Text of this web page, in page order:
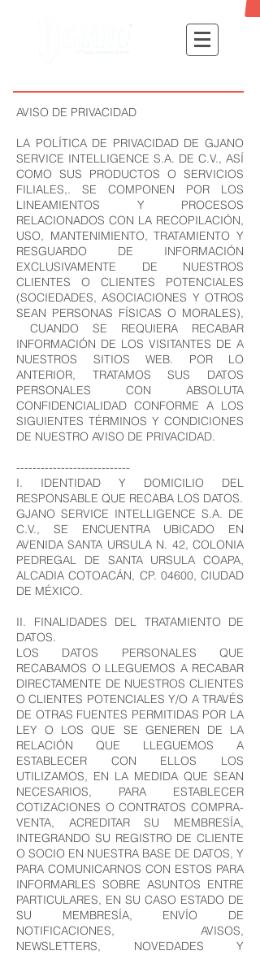
AVISO DE PRIVACIDAD
LA POLÍTICA DE PRIVACIDAD DE GJANO
SERVICE INTELLIGENCE S.A. DE C.V., ASÍ
COMO SUS PRODUCTOS O SERVICIOS
FILIALES,. SE COMPONEN POR LOS
LINEAMIENTOS Y PROCESOS
RELACIONADOS CON LA RECOPILACIÓN,
USO, MANTENIMIENTO, TRATAMIENTO Y
RESGUARDO DE INFORMACIÓN
EXCLUSIVAMENTE DE NUESTROS
CLIENTES O CLIENTES POTENCIALES
(SOCIEDADES, ASOCIACIONES Y OTROS
SEAN PERSONAS FÍSICAS O MORALES),
CUANDO SE REQUIERA RECABAR
INFORMACIÓN DE LOS VISITANTES DE A
NUESTROS SITIOS WEB. POR LO
ANTERIOR, TRATAMOS SUS DATOS
PERSONALES CON ABSOLUTA
CONFIDENCIALIDAD CONFORME A LOS
SIGUIENTES TÉRMINOS Y CONDICIONES
DE NUESTRO AVISO DE PRIVACIDAD.
----------------------------
I. IDENTIDAD Y DOMICILIO DEL
RESPONSABLE QUE RECABA LOS DATOS.
GJANO SERVICE INTELLIGENCE S.A. DE
C.V., SE ENCUENTRA UBICADO EN
AVENIDA SANTA URSULA N. 42, COLONIA
PEDREGAL DE SANTA URSULA COAPA,
ALCADIA COTOACÁN, CP. 04600, CIUDAD
DE MÉXICO.
II. FINALIDADES DEL TRATAMIENTO DE
DATOS.
LOS DATOS PERSONALES QUE
RECABAMOS O LLEGUEMOS A RECABAR
DIRECTAMENTE DE NUESTROS CLIENTES
O CLIENTES POTENCIALES Y/O A TRAVÉS
DE OTRAS FUENTES PERMITIDAS POR LA
LEY O LOS QUE SE GENEREN DE LA
RELACIÓN QUE LLEGUEMOS A
ESTABLECER CON ELLOS LOS
UTILIZAMOS, EN LA MEDIDA QUE SEAN
NECESARIOS, PARA ESTABLECER
COTIZACIONES O CONTRATOS COMPRA-
VENTA, ACREDITAR SU MEMBRESÍA,
INTEGRANDO SU REGISTRO DE CLIENTE
O SOCIO EN NUESTRA BASE DE DATOS, Y
PARA COMUNICARNOS CON ESTOS PARA
INFORMARLES SOBRE ASUNTOS ENTRE
PARTICULARES, EN SU CASO ESTADO DE
SU MEMBRESÍA, ENVÍO DE
NOTIFICACIONES, AVISOS,
NEWSLETTERS, NOVEDADES Y